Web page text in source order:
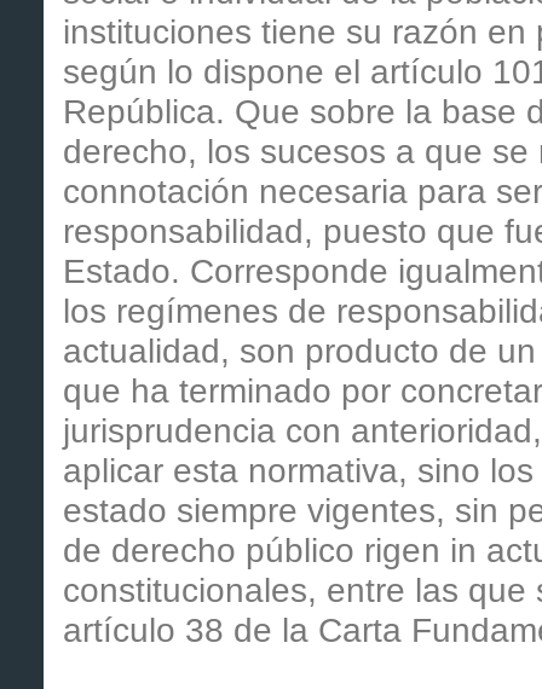
instituciones tiene su razón
según lo dispone el artículo
República. Que sobre la base
derecho, los sucesos a que
connotación necesaria para
responsabilidad, puesto que
Estado. Corresponde
los regímenes de
actualidad, son producto de
que ha terminado por
jurisprudencia con
aplicar esta normativa, sino
estado siempre vigentes, sin
de derecho público rigen in
constitucionales, entre las
artículo 38 de la Carta